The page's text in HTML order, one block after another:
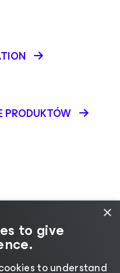
PRODUKTÓW
| Uwaga dotycząca
×
to give
to understand